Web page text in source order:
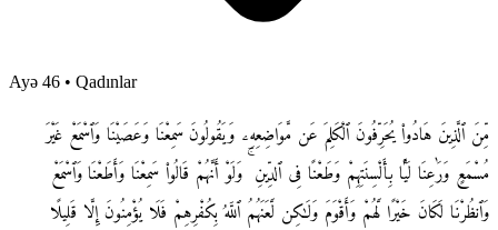
Ayə 46 • Qadınlar
مِّنَ ٱلَّذِينَ هَادُوا۟ يُحَرِّفُونَ ٱلْكَلِمَ عَن مَّوَاضِعِهِۦ وَيَقُولُونَ سَمِعْنَا وَعَصَيْنَا وَٱسْمَعْ غَيْرَ
مُسْمَعٍ وَرَٰعِنَا لَيًّۢا بِأَلْسِنَتِهِمْ وَطَعْنًا فِى ٱلدِّينِ ۚ وَلَوْ أَنَّهُمْ قَالُوا۟ سَمِعْنَا وَأَطَعْنَا وَٱسْمَعْ
وَٱنظُرْنَا لَكَانَ خَيْرًا لَّهُمْ وَأَقْوَمَ وَلَـٰكِن لَّعَنَهُمُ ٱللَّهُ بِكُفْرِهِمْ فَلَا يُؤْمِنُونَ إِلَّا قَلِيلًا